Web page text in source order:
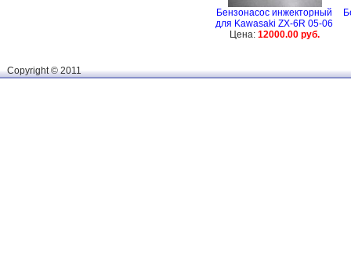
Бензонасос инжекторный
для Kawasaki ZX-6R 05-06
Цена: 12000.00 руб.
Сopyright © 2011